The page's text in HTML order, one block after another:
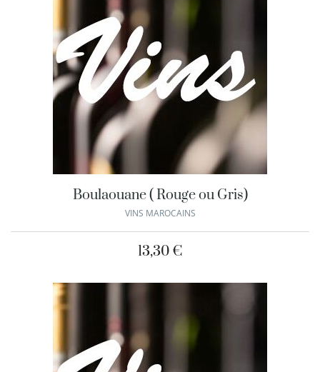
Boulaouane ( Rouge ou Gris)
VINS MAROCAINS
13,30 €